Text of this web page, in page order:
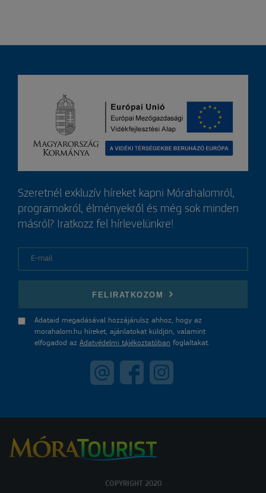
Szeretnél exkluzív híreket kapni Mórahalomról,
programokról, élményekről és még sok minden
másról? Iratkozz fel hírlevelünkre!
FELIRATKOZOM
Adataid megadásával hozzájárulsz ahhoz, hogy az
morahalom.hu híreket, ajánlatokat küldjön, valamint
elfogadod az Adatvédelmi tájékoztatóban foglaltakat.
COPYRIGHT 2020